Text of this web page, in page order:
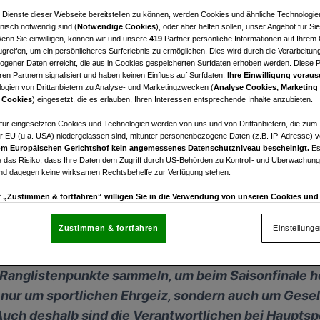
Die vierte Saison der
Jahreswechsel eine
bleiben so lang
nur noch für Spieler im
uns den Zwischenstand
die Analyse der
des Afterwork-Feelings. Das Ziel: Nach
sammeln, um beim Saisonfinale
um sportlichen Ehrgeiz, sondern auch um
deshalb sind die Verantwortlichen bei
Dienste dieser Webseite bereitstellen zu können, werden Cookies und ähnliche
notwendig sind (Notwendige Cookies), oder aber helfen sollen, unser Angebot für
Sie einwilligen, können wir und unsere 419 Partner persönliche Informationen auf Ihrem
um ein persönlicheres Surferlebnis zu ermöglichen. Dies wird durch die
Daten erreicht, die aus in Cookies gespeicherten Surfdaten erhoben werden. Diese
Partnern signalisiert und haben keinen Einfluss auf Surfdaten. Ihre Einwilligung
von Drittanbietern zu Analyse- und Marketingzwecken (Analyse Cookies, Marketing
) eingesetzt, die es erlauben, Ihren Interessen entsprechende Inhalte anzubieten.
eingesetzten Cookies und Technologien werden von uns und von Drittanbietern, die zum
EU (u.a. USA) niedergelassen sind, mitunter personenbezogene Daten (z.B. IP-Adresse)
Europäischen Gerichtshof kein angemessenes Datenschutzniveau bescheinigt.
das Risiko, dass Ihre Daten dem Zugriff durch US-Behörden zu Kontroll- und
dagegen keine wirksamen Rechtsbehelfe zur Verfügung stehen.
„Zustimmen & fortfahren“ willigen Sie in die Verwendung von unseren Cookies und
die sich auf jeder Seite unten im Footer befinden.
Partner verarbeiten Daten, um Folgendes bereitzustellen:
Zustimmen & fortfahren